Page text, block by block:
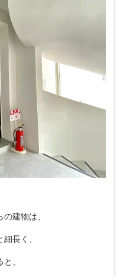
建物は、
長く、
、